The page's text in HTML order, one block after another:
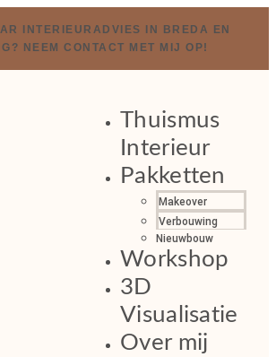
INTERIEURADVIES IN BREDA EN
NEEM CONTACT MET MIJ OP!
Thuismus
Interieur
Pakketten
Makeover
Verbouwing
Nieuwbouw
Workshop
3D
Visualisatie
Over mij